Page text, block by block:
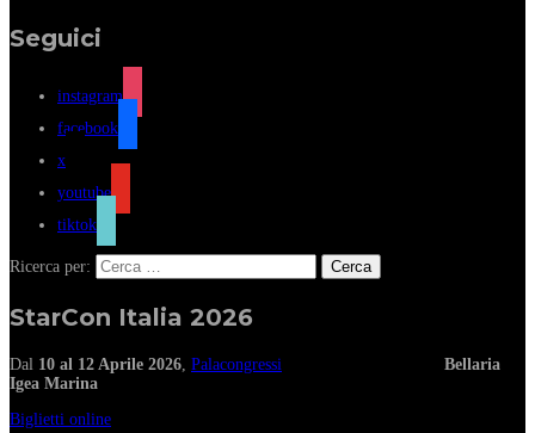
Seguici
instagram
facebook
x
youtube
tiktok
Ricerca per:
StarCon Italia 2026
Dal 10 al 12 Aprile 2026 Palacongressi
Bellaria
Igea Marina
Biglietti online